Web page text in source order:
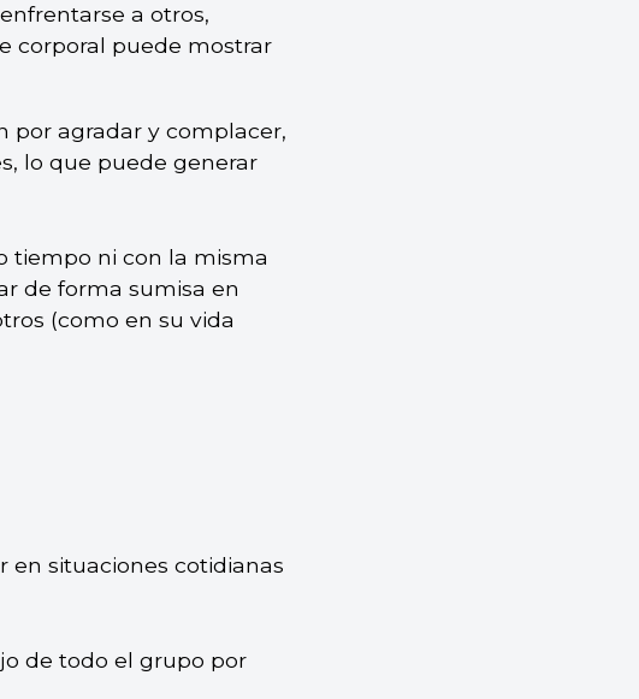
a otros,
corporal puede mostrar
por agradar y complacer,
lo que puede generar
tiempo ni con la misma
de forma sumisa en
(como en su vida
en situaciones cotidianas
de todo el grupo por